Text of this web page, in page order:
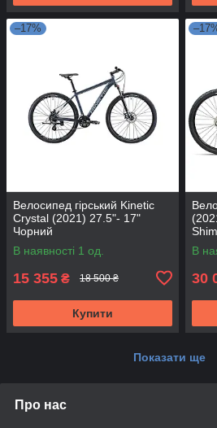
–17%
Велосипед гірський Kinetic
Crystal (2021) 27.5"- 17"
Чорний
В наявності 1 од.
15 355 ₴ 18 500 ₴
Купити
В
30
Показати ще
Про нас